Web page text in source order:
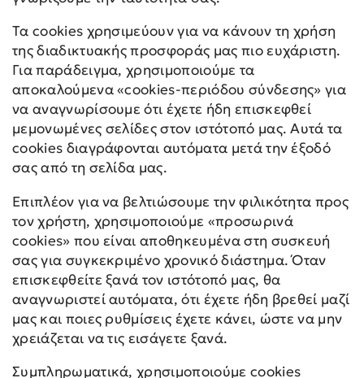
Τα cookies χρησιμεύουν για να κάνουν τη χρήση
της διαδικτυακής προσφοράς μας πιο ευχάριστη.
Για παράδειγμα, χρησιμοποιούμε τα
αποκαλούμενα «cookies-περιόδου σύνδεσης» για
να αναγνωρίσουμε ότι έχετε ήδη επισκεφθεί
μεμονωμένες σελίδες στον ιστότοπό μας. Αυτά τα
cookies διαγράφονται αυτόματα μετά την έξοδό
σας από τη σελίδα μας.
Επιπλέον για να βελτιώσουμε την φιλικότητα προς
τον χρήστη, χρησιμοποιούμε «προσωρινά
cookies» που είναι αποθηκευμένα στη συσκευή
σας για συγκεκριμένο χρονικό διάστημα. Όταν
επισκεφθείτε ξανά τον ιστότοπό μας, θα
αναγνωριστεί αυτόματα, ότι έχετε ήδη βρεθεί μαζί
μας και ποιες ρυθμίσεις έχετε κάνει, ώστε να μην
χρειάζεται να τις εισάγετε ξανά.
Συμπληρωματικά, χρησιμοποιούμε cookies